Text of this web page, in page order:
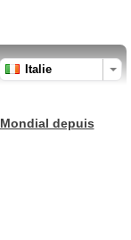
Italie
Mondial depuis